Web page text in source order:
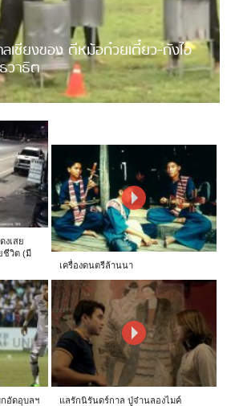
เชียงของ ตีหม้อก๋วยเตี๋ยว-ถังไอ
วาธิต
งเสย
ชีวิต (มี
เครื่องดนตรีล้านนา
กอัดอุบลฯ
แลรักนิรันดร์กาล ปู่จ๋านลองไมค์